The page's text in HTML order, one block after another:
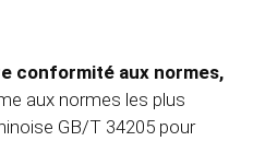
conformité aux normes,
aux normes les plus
GB/T 34205 pour